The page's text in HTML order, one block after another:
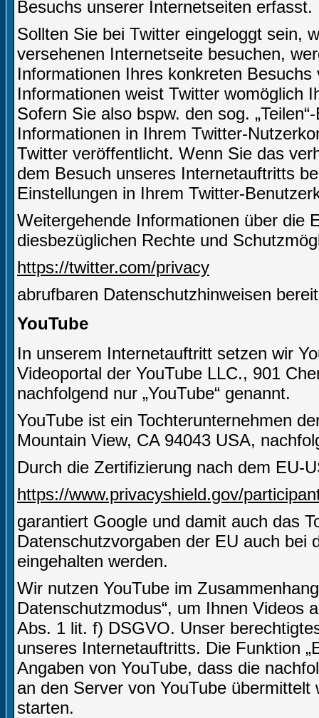
Besuchs unserer Internetseiten erfasst.
Sollten Sie bei Twitter eingeloggt sein,
versehenen Internetseite besuchen,
Informationen Ihres konkreten
Informationen weist Twitter womöglich
Sofern Sie also bspw. den sog.
Informationen in Ihrem Twitter-
Twitter veröffentlicht. Wenn Sie das
dem Besuch unseres Internetauftritts
Einstellungen in Ihrem Twitter-
Weitergehende Informationen über die
diesbezüglichen Rechte und
https://twitter.com/privacy
abrufbaren Datenschutzhinweisen
YouTube
In unserem Internetauftritt setzen wir
Videoportal der YouTube LLC., 901
nachfolgend nur „YouTube“ genannt.
YouTube ist ein Tochterunternehmen
Mountain View, CA 94043 USA,
Durch die Zertifizierung nach dem EU-
https://www.privacyshield.gov/
garantiert Google und damit auch das
Datenschutzvorgaben der EU auch bei
eingehalten werden.
Wir nutzen YouTube im
Datenschutzmodus“, um Ihnen Videos
Abs. 1 lit. f) DSGVO. Unser
unseres Internetauftritts. Die Funktion
Angaben von YouTube, dass die
an den Server von YouTube
starten.